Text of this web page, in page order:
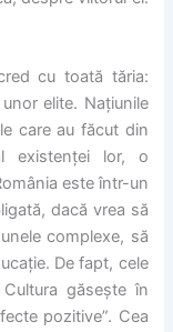
cu toată tăria:
elite. Națiunile
care au făcut din
existenței lor, o
este într-un
dacă vrea să
complexe, să
De fapt, cele
găsește în
pozitive”. Cea